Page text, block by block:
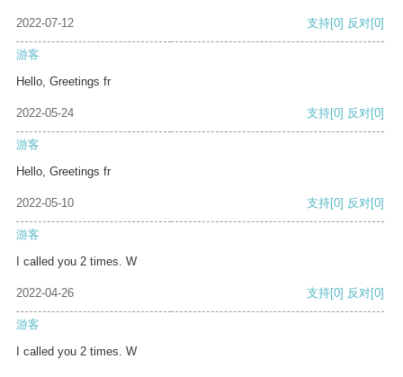
2022-07-12 支持[0] 反对[0]
游客
Hello, Greetings fr
2022-05-24 支持[0] 反对[0]
游客
Hello, Greetings fr
2022-05-10 支持[0] 反对[0]
游客
I called you 2 times. W
2022-04-26 支持[0] 反对[0]
游客
I called you 2 times. W